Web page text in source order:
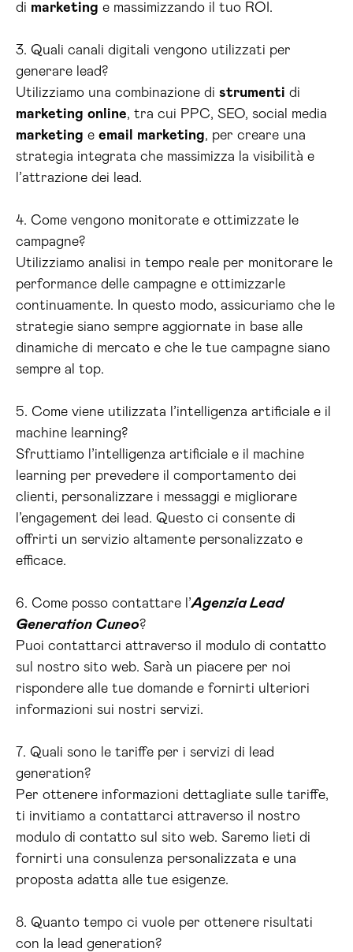
di marketing e massimizzando il tuo ROI.
3. Quali canali digitali vengono utilizzati per
generare lead?
Utilizziamo una combinazione di strumenti di
marketing online, tra cui PPC, SEO, social media
marketing e email marketing, per creare una
strategia integrata che massimizza la visibilità e
l’attrazione dei lead.
4. Come vengono monitorate e ottimizzate le
campagne?
Utilizziamo analisi in tempo reale per monitorare le
performance delle campagne e ottimizzarle
continuamente. In questo modo, assicuriamo che le
strategie siano sempre aggiornate in base alle
dinamiche di mercato e che le tue campagne siano
sempre al top.
5. Come viene utilizzata l’intelligenza artificiale e il
machine learning?
Sfruttiamo l’intelligenza artificiale e il machine
learning per prevedere il comportamento dei
clienti, personalizzare i messaggi e migliorare
l’engagement dei lead. Questo ci consente di
offrirti un servizio altamente personalizzato e
efficace.
6. Come posso contattare l’Agenzia Lead
Generation Cuneo?
Puoi contattarci attraverso il modulo di contatto
sul nostro sito web. Sarà un piacere per noi
rispondere alle tue domande e fornirti ulteriori
informazioni sui nostri servizi.
7. Quali sono le tariffe per i servizi di lead
generation?
Per ottenere informazioni dettagliate sulle tariffe,
ti invitiamo a contattarci attraverso il nostro
modulo di contatto sul sito web. Saremo lieti di
fornirti una consulenza personalizzata e una
proposta adatta alle tue esigenze.
8. Quanto tempo ci vuole per ottenere risultati
con la lead generation?